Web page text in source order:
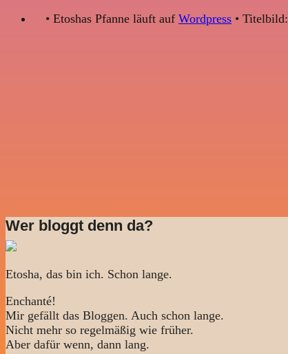
• Etoshas Pfanne läuft auf Wordpress • Titelbild:
Wer bloggt denn da?
Etosha, das bin ich. Schon lange.
Enchanté!
Mir gefällt das Bloggen. Auch schon lange.
Nicht mehr so regelmäßig wie früher.
Aber dafür wenn, dann lang.